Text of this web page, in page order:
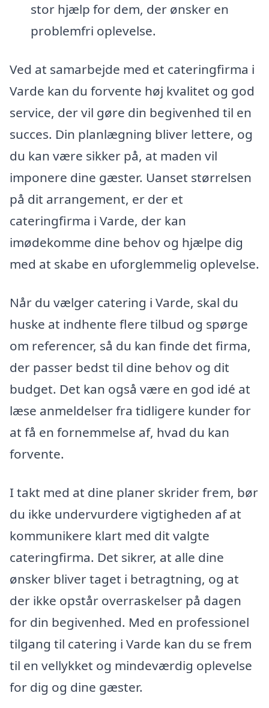
stor hjælp for dem, der ønsker en
problemfri oplevelse.
Ved at samarbejde med et cateringfirma i
Varde kan du forvente høj kvalitet og god
service, der vil gøre din begivenhed til en
succes. Din planlægning bliver lettere, og
du kan være sikker på, at maden vil
imponere dine gæster. Uanset størrelsen
på dit arrangement, er der et
cateringfirma i Varde, der kan
imødekomme dine behov og hjælpe dig
med at skabe en uforglemmelig oplevelse.
Når du vælger catering i Varde, skal du
huske at indhente flere tilbud og spørge
om referencer, så du kan finde det firma,
der passer bedst til dine behov og dit
budget. Det kan også være en god idé at
læse anmeldelser fra tidligere kunder for
at få en fornemmelse af, hvad du kan
forvente.
I takt med at dine planer skrider frem, bør
du ikke undervurdere vigtigheden af at
kommunikere klart med dit valgte
cateringfirma. Det sikrer, at alle dine
ønsker bliver taget i betragtning, og at
der ikke opstår overraskelser på dagen
for din begivenhed. Med en professionel
tilgang til catering i Varde kan du se frem
til en vellykket og mindeværdig oplevelse
for dig og dine gæster.